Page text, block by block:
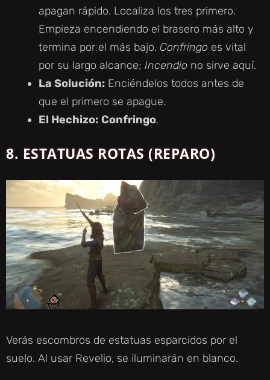
apagan rápido. Localiza los tres primero.
Empieza encendiendo el brasero más alto y
termina por el más bajo. Confringo es vital
por su largo alcance; Incendio no sirve aquí.
La Solución: Enciéndelos todos antes de
que el primero se apague.
El Hechizo: Confringo.
8. ESTATUAS ROTAS (REPARO)
Verás escombros de estatuas esparcidos por el
suelo. Al usar Revelio, se iluminarán en blanco.